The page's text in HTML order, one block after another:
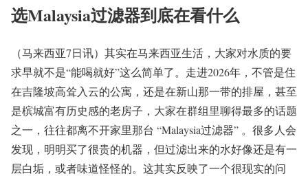
选Malaysia过滤器到底在看什么
（马来西亚7日讯）其实在马来西亚生活，大家对水质的要
求早就不是“能喝就好”这么简单了。走进2026年，不管是住
在吉隆坡高耸入云的公寓，还是在新山那一带的排屋，甚至
是槟城富有历史感的老房子，大家在群组里聊得最多的话题
之一，往往都离不开家里那台 “Malaysia过滤器” 。很多人会
发现，明明买了很贵的机器，但过滤出来的水好像还是有一
层白垢，或者味道怪怪的。这其实反映了一个很现实的问